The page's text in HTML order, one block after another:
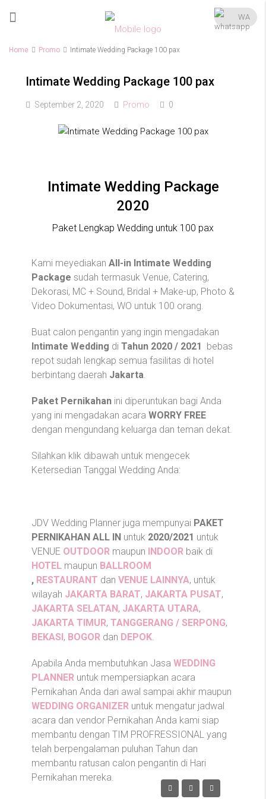
Home Promo Intimate Wedding Package 100 pax
Intimate Wedding Package 100 pax
September 2, 2020 Promo 0
Intimate Wedding Package
2020
Paket Lengkap Wedding untuk 100 pax
Kami meyediakan All-in Intimate Wedding
Package sudah termasuk Venue, Catering,
Dekorasi, MC + Sound, Bridal + Make-up, Photo &
Video Dokumentasi, WO untuk 100 orang.
Buat calon pengantin yang ingin mengadakan
Intimate Wedding di Tahun 2020 / 2021 bebas
repot sudah lengkap semua fasilitas di hotel
berbintang daerah Jakarta.
Paket Pernikahan ini diperuntukan bagi Anda
yang ini mengadakan acara WORRY FREE
dengan mengundang keluarga dan teman dekat.
Silahkan klik dibawah untuk mengecek
Ketersedian Tanggal Wedding Anda:
JDV Wedding Planner juga mempunyai PAKET
PERNIKAHAN ALL IN untuk 2020/2021 untuk
VENUE OUTDOOR maupun INDOOR baik di
HOTEL maupun BALLROOM
, RESTAURANT dan VENUE LAINNYA, untuk
wilayah JAKARTA BARAT, JAKARTA PUSAT,
JAKARTA SELATAN , JAKARTA UTARA,
JAKARTA TIMUR, TANGGERANG / SERPONG,
BEKASI , BOGOR dan DEPOK.
Apabila Anda membutuhkan Jasa WEDDING
PLANNER untuk mempersiapkan acara
Pernikahan Anda dari awal sampai akhir maupun
WEDDING ORGANIZER untuk mengatur jadwal
acara dan vendor Pernikahan Anda kami siap
membantu dengan TIM PROFRESSIONAL yang
telah berpengalaman puluhan Tahun dan
membantu ratusan calon pengantin di Hari
Pernikahan mereka.
WA